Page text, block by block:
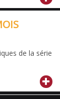
de la série